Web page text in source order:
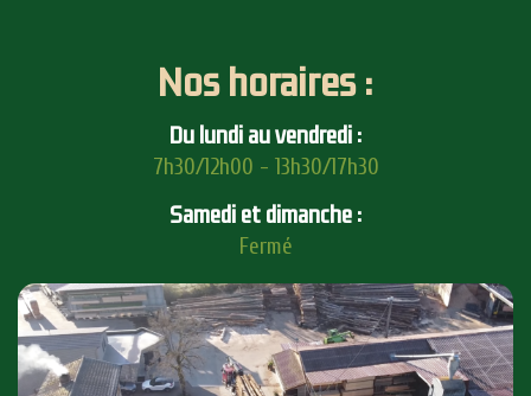
Nos horaires :
Du lundi au vendredi :
7h30/12h00 - 13h30/17h30
Samedi et dimanche :
Fermé